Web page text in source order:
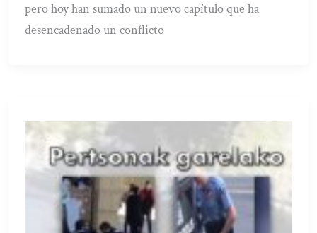
pero hoy han sumado un nuevo capítulo que ha
desencadenado un conflicto